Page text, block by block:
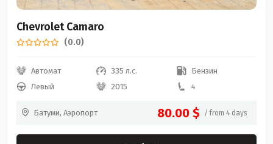
Chevrolet Camaro
(0.0)
Автомат 335 л.с.
Бензин
Левый
2015 4
Батуми, Аэропорт 80.00 $ / from 4 days